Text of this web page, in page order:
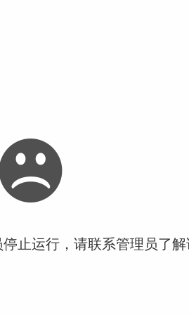
止运行，请联系管理员了